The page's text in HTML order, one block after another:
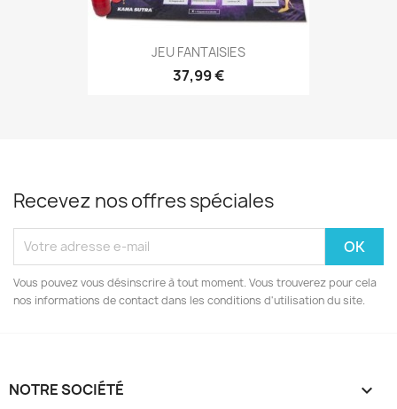
JEU FANTAISIES
37,99 €
Recevez nos offres spéciales
Vous pouvez vous désinscrire à tout moment. Vous trouverez pour cela
nos informations de contact dans les conditions d'utilisation du site.
NOTRE SOCIÉTÉ 